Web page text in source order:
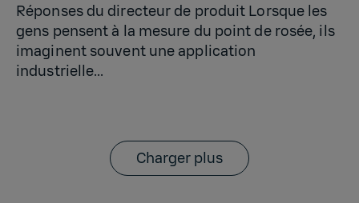
Réponses du directeur de produit Lorsque les
gens pensent à la mesure du point de rosée, ils
imaginent souvent une application
industrielle...
Charger plus